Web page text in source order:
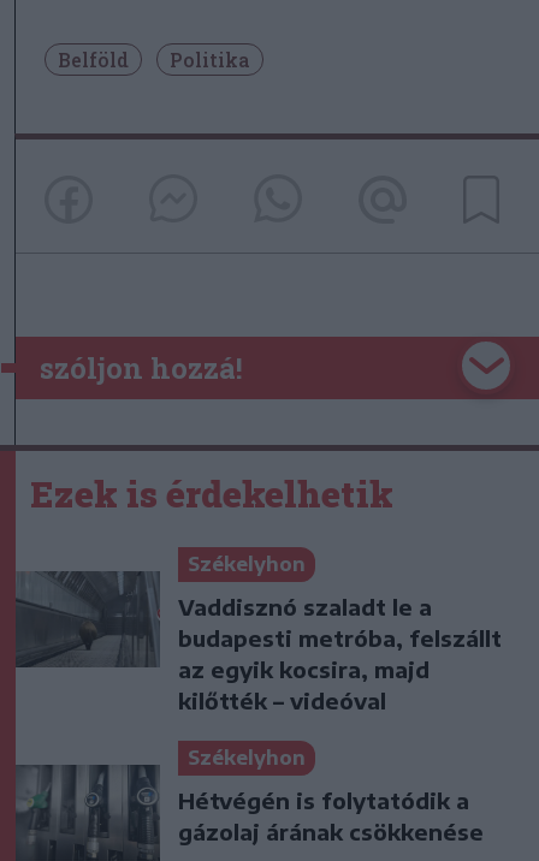
Belföld Politika
szóljon hozzá!
Ezek is érdekelhetik
Székelyhon
Vaddisznó szaladt le a
budapesti metróba, felszállt
az egyik kocsira, majd
kilőtték – videóval
Székelyhon
Hétvégén is folytatódik a
gázolaj árának csökkenése